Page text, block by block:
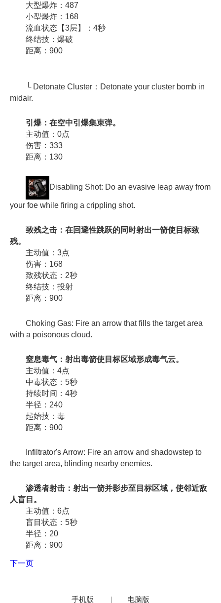
大型爆炸：487
小型爆炸：168
流血状态【3层】：4秒
终结技：爆破
距离：900
└ Detonate Cluster：Detonate your cluster bomb in
midair.
引爆：在空中引爆集束弹。
主动值：0点
伤害：333
距离：130
Disabling Shot: Do an evasive leap away from
your foe while firing a crippling shot.
致残之击：在回避性跳跃的同时射出一箭使目标致
残。
主动值：3点
伤害：168
致残状态：2秒
终结技：投射
距离：900
Choking Gas: Fire an arrow that fills the target area
with a poisonous cloud.
窒息毒气：射出毒箭使目标区域形成毒气云。
主动值：4点
中毒状态：5秒
持续时间：4秒
半径：240
起始技：毒
距离：900
Infiltrator's Arrow: Fire an arrow and shadowstep to
the target area, blinding nearby enemies.
渗透者射击：射出一箭并影步至目标区域，使邻近敌
人盲目。
主动值：6点
盲目状态：5秒
半径：20
距离：900
下一页
手机版 | 电脑版